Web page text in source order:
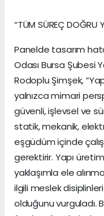
“TÜM SÜREÇ DOĞRU
Panelde tasarım
Odası Bursa Şubesi
Rodoplu Şimşek,
yalnızca mimari
güvenli, işlevsel ve
statik, mekanik,
eşgüdüm içinde
gerektirir. Yapı
yaklaşımla ele
ilgili meslek
olduğunu vurguladı.